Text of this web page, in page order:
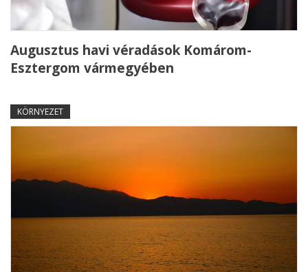
Augusztus havi véradások Komárom-
Esztergom vármegyében
KÖRNYEZET